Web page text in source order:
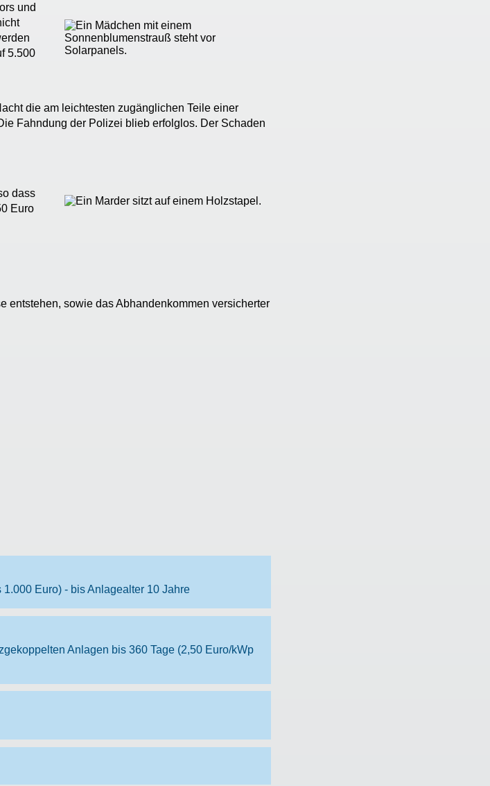
und
5.500
die am leichtesten zugänglichen Teile einer
Fahndung der Polizei blieb erfolglos. Der Schaden
dass
Euro
entstehen, sowie das Abhandenkommen versicherter
Euro) - bis Anlagealter 10 Jahre
Anlagen bis 360 Tage (2,50 Euro/kWp